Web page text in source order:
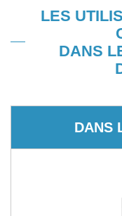
LES
DANS
DANS